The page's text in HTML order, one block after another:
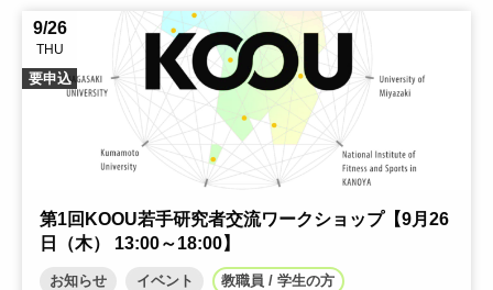
9/26
THU
要申込
第1回KOOU若手研究者交流ワークショップ【9月26
日（木） 13:00～18:00】
お知らせ イベント 教職員 / 学生の方